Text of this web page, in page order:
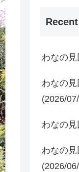
わなの
わなの
(2026/
わなの
わなの
(2026/